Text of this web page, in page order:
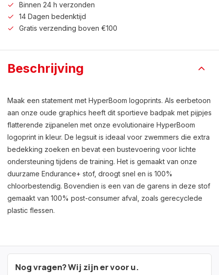
Binnen 24 h verzonden
14 Dagen bedenktijd
Gratis verzending boven €100
Beschrijving
Maak een statement met HyperBoom logoprints. Als eerbetoon
aan onze oude graphics heeft dit sportieve badpak met pijpjes
flatterende zijpanelen met onze evolutionaire HyperBoom
logoprint in kleur. De legsuit is ideaal voor zwemmers die extra
bedekking zoeken en bevat een bustevoering voor lichte
ondersteuning tijdens de training. Het is gemaakt van onze
duurzame Endurance+ stof, droogt snel en is 100%
chloorbestendig. Bovendien is een van de garens in deze stof
gemaakt van 100% post-consumer afval, zoals gerecyclede
plastic flessen.
Nog vragen? Wij zijn er voor u.